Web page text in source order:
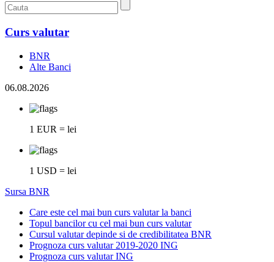
Curs valutar
BNR
Alte Banci
06.08.2026
1 EUR = lei
1 USD = lei
Sursa BNR
Care este cel mai bun curs valutar la banci
Topul bancilor cu cel mai bun curs valutar
Cursul valutar depinde si de credibilitatea BNR
Prognoza curs valutar 2019-2020 ING
Prognoza curs valutar ING